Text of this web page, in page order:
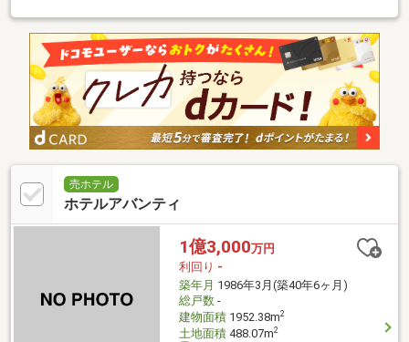
売ホテル
ホテルアバンティ
1億3,000万円
利回り -
築年月 1986年3月(築40年6ヶ月)
総戸数-
建物面積1952.38m2
土地面積488.07m2